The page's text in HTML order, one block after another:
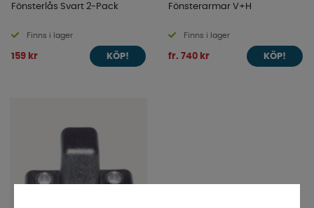
Fönsterlås Svart 2-Pack
Finns i lager
159 kr KÖP!
Fönsterarmar V+H
Finns i lager
fr. 740 kr KÖP!